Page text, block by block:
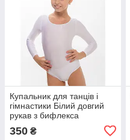
Купальник для танців і
гімнастики Білий довгий
рукав з бифлекса
350 ₴